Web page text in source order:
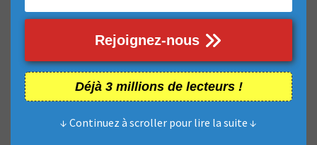
Rejoignez-nous
Déjà 3 millions de lecteurs !
↓ Continuez à scroller pour lire la suite ↓